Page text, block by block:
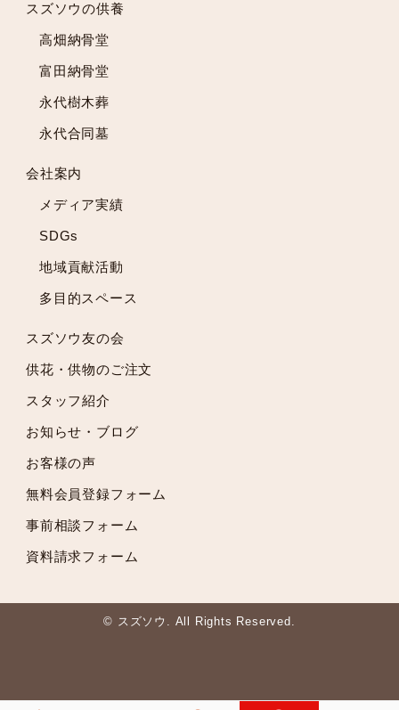
2022年8月
2022年7月
2022年6月
2022年3月
2021年12月
2021年11月
2021年10月
2021年8月
2021年7月
2021年5月
2021年4月
2021年3月
2020年12月
2020年11月
2020年10月
スズソウの供養
高畑納骨堂
富田納骨堂
永代樹木葬
永代合同墓
会社案内
メディア実績
SDGs
地域貢献活動
多目的スペース
スズソウ友の会
供花・供物のご注文
スタッフ紹介
お知らせ・ブログ
お客様の声
無料会員登録フォーム
事前相談フォーム
資料請求フォーム
© スズソウ. All Rights Reserved.